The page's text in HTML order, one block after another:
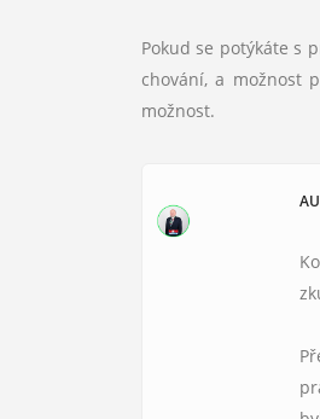
Pokud se potýkáte s
chování, a možnost
možnost.